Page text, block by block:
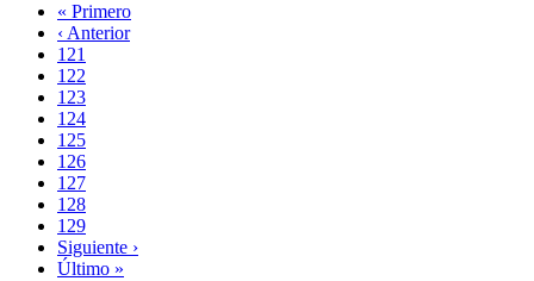
Paginación
Primera
página
« Primero
Página
anterior
‹ Anterior
Page
121
Page
122
Page
123
Page
124
Página
actual
125
Page
126
Page
127
Page
128
Page
129
Siguiente
página
Siguiente ›
Última
Último »